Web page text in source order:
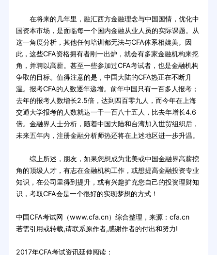
在将来的几年里，融汇西方金融理念与中国国情，优化中
国资本市场，是面临每一个国内金融从业人员的实际课题。从
这一角度分析，其他任何培训都无法与CFA体系相媲美。因
此，这些CFA资格拥有者刚一出炉，就会有多家金融机构来挖
角，并聘以高薪。甚至一些参加过CFA考试者，也是金融机构
争取的目标。值得注意的是，中国大陆的CFA热正在不断升
温。报考CFA的人数逐年递增。前年中国只有一百多人报考；
去年的报考人数增长2.5倍，达到四百零九人，而今年在上海
交通大学报考的人数就达一千一百八十五人，比去年增长4.6
倍。金融界人士分析，随着中国大陆和台湾加入世贸组织后，
未来五年内，注册金融分析师热还将在上述地区进一步升温。
综上所述，朋友，如果您想成为北美或中国金融界高薪挖
角的顶级人才，有志在金融机构工作，或想提高金融投资专业
知识，在公司里得到提升，或有兴趣扩充您自己的投资理财知
识，考取CFA会是一个很好的实现梦想的方式！
中国CFA考试网（www.cfa.cn）综合整理，来源：cfa.cn
若需引用或转载,请联系原作者,感谢作者的付出和努力!
2017年CFA考试资讯延伸阅读：